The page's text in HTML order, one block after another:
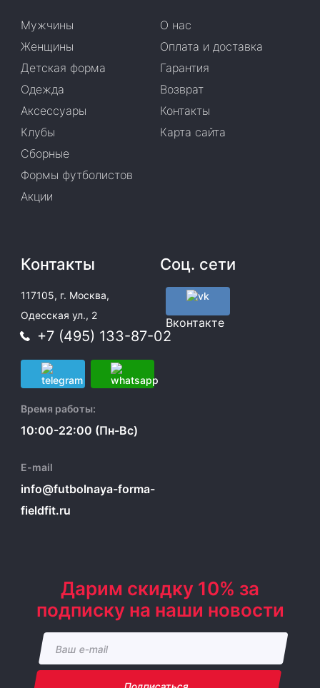
Мужчины
Женщины
Детская форма
Одежда
Аксессуары
Клубы
Сборные
Формы футболистов
Акции
О нас
Оплата и доставка
Гарантия
Возврат
Контакты
Карта сайта
Контакты
117105, г. Москва,
Одесская ул., 2
+7 (495) 133-87-02
Время работы:
10:00-22:00 (Пн-Вс)
E-mail
info@futbolnaya-forma-
fieldfit.ru
Соц. сети
Вконтакте
Дарим скидку 10% за
подписку на наши новости